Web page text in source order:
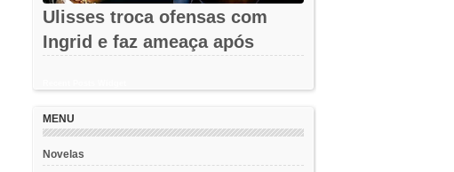
Ulisses troca ofensas com
Ingrid e faz ameaça após
MENU
Novelas